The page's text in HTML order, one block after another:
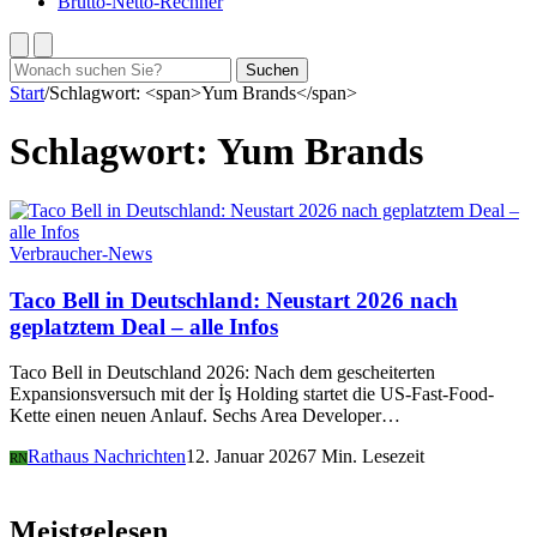
Suchen
nach:
Suchen
Start/Schlagwort: <span>Yum Brands</span>
Schlagwort: Yum Brands
Verbraucher-News
Taco Bell in Deutschland: Neustart 2026 nach
geplatztem Deal – alle Infos
Taco Bell in Deutschland 2026: Nach dem gescheiterten
Expansionsversuch mit der İş Holding startet die US-Fast-Food-
Kette einen neuen Anlauf. Sechs Area Developer…
RNRathaus Nachrichten12. Januar 20267 Min. Lesezeit